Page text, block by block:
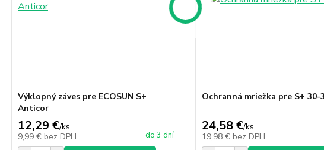
Výklopný záves pre ECOSUN S+
Anticor
12,29 €/ks
9,99 € bez DPH do 3 dní
Ochranná mriežka pre S+ 30-
24,58 €/ks
19,98 € bez DPH